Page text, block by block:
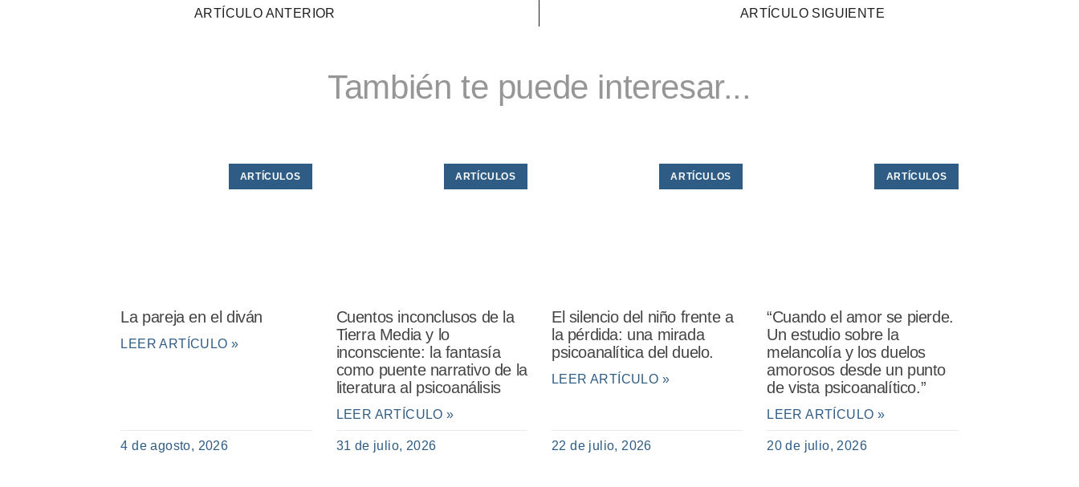
ARTÍCULO ANTERIOR ARTÍCULO SIGUIENTE
También te puede interesar...
ARTÍCULOS
La pareja en el diván
LEER ARTÍCULO »
4 de agosto, 2026
ARTÍCULOS
Cuentos inconclusos de la
Tierra Media y lo
inconsciente: la fantasía
como puente narrativo de la
literatura al psicoanálisis
LEER ARTÍCULO »
31 de julio, 2026
ARTÍCULOS
El silencio del niño frente a
la pérdida: una mirada
psicoanalítica del duelo.
LEER ARTÍCULO »
22 de julio, 2026
ARTÍCULOS
“Cuando el amor se pierde.
Un estudio sobre la
melancolía y los duelos
amorosos desde un punto
de vista psicoanalítico.”
LEER ARTÍCULO »
20 de julio, 2026